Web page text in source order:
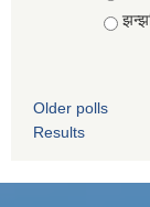
Older polls
Results